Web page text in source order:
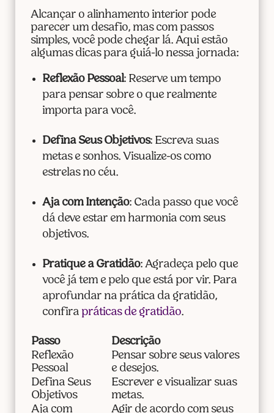
Alcançar o alinhamento interior pode
parecer um desafio, mas com passos
simples, você pode chegar lá. Aqui estão
algumas dicas para guiá-lo nessa jornada:
Reflexão Pessoal: Reserve um tempo
para pensar sobre o que realmente
importa para você.
Defina Seus Objetivos: Escreva suas
metas e sonhos. Visualize-os como
estrelas no céu.
Aja com Intenção: Cada passo que você
dá deve estar em harmonia com seus
objetivos.
Pratique a Gratidão: Agradeça pelo que
você já tem e pelo que está por vir. Para
aprofundar na prática da gratidão,
confira práticas de gratidão.
Passo
Descrição
Reflexão
Pessoal
Pensar sobre seus valores
e desejos.
Defina Seus
Objetivos
Escrever e visualizar suas
metas.
Aja com
Agir de acordo com seus